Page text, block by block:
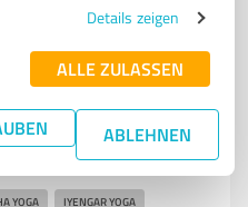
Details zeigen
ALLE ZULASSEN
ABLEHNEN
individuelles
YOGA IYENGAR YOGA